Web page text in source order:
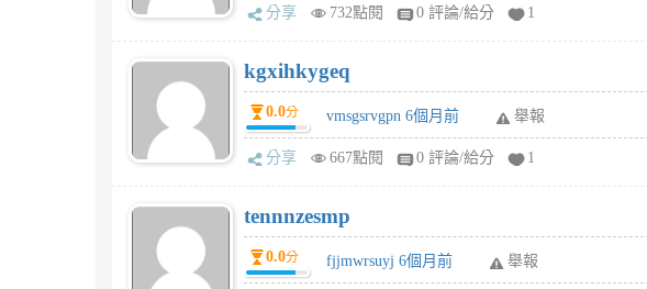
分享 732點閱 0 評論/給分 1
kgxihkygeq
0.0分 vmsgsrvgpn 6個月前 舉報
分享 667點閱 0 評論/給分 1
tennnzesmp
0.0分 fjjmwrsuyj 6個月前 舉報